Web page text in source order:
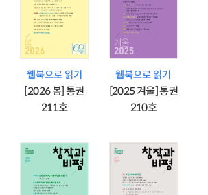
웹북으로 읽기
[2026 봄] 통권
211호
웹북으로 읽기
[2025 겨울] 통권
210호